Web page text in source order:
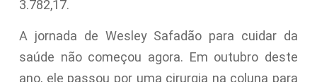
3.782,17.
A jornada de Wesley Safadão para cuidar da
saúde não começou agora. Em outubro deste
ano, ele passou por uma cirurgia na coluna para